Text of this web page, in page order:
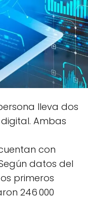
lleva dos
Ambas
con
datos del
primeros
246 000